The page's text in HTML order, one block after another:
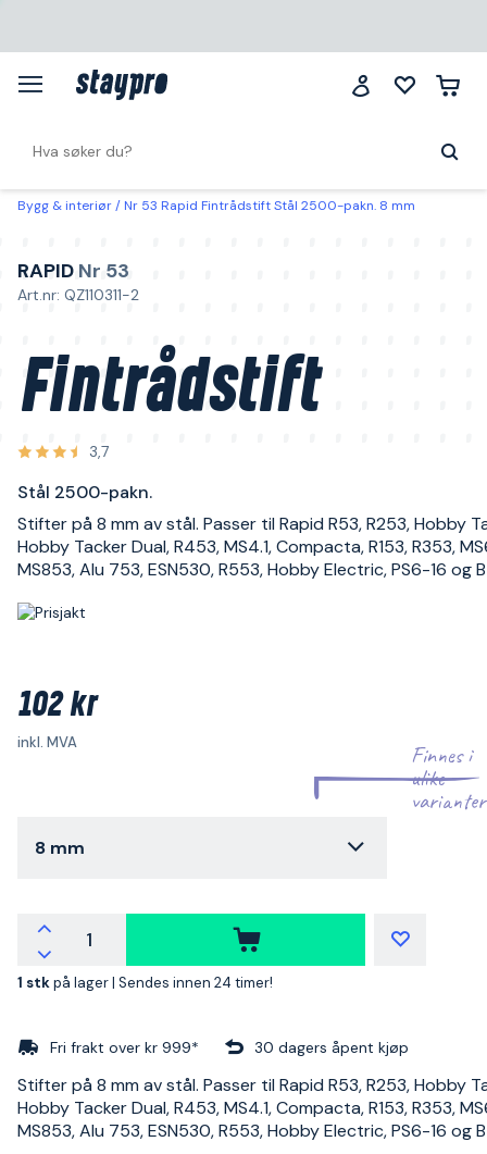
Bygg & interiør Nr 53 Rapid Fintrådstift Stål 2500-pakn. 8 mm
RAPID Nr 53
Art.nr: QZ110311-2
Fintrådstift
3,7
Stål 2500-pakn.
Stifter på 8 mm av stål. Passer til Rapid R53, R253, Hobby
Hobby Tacker Dual, R453, MS4.1, Compacta, R153, R353,
MS853, Alu 753, ESN530, R553, Hobby Electric, PS6-16 og
102 kr
inkl. MVA
Finnes i
ulike
varianter
8 mm
1 stkpå lager | Sendes innen 24 timer!
Fri frakt over kr 999* 30 dagers åpent kjøp
Stifter på 8 mm av stål. Passer til Rapid R53, R253, Hobby
Hobby Tacker Dual, R453, MS4.1, Compacta, R153, R353,
MS853, Alu 753, ESN530, R553, Hobby Electric, PS6-16 og